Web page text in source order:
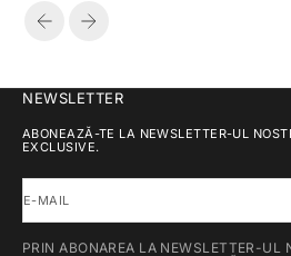
NEWSLETTER
ABONEAZĂ-TE LA NEWSLETTER-UL
EXCLUSIVE.
E-MAIL
PRIN ABONAREA LA NEWSLETTER-UL